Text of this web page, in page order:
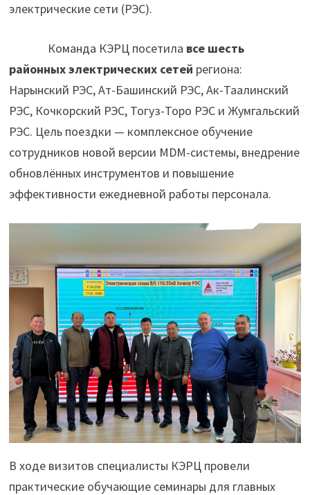
электрические сети (РЭС).
Команда КЭРЦ посетила все шесть
районных электрических сетей региона:
Нарынский РЭС, Ат-Башинский РЭС, Ак-Таалинский
РЭС, Кочкорский РЭС, Тогуз-Торо РЭС и Жумгальский
РЭС. Цель поездки — комплексное обучение
сотрудников новой версии MDM-системы, внедрение
обновлённых инструментов и повышение
эффективности ежедневной работы персонала.
В ходе визитов специалисты КЭРЦ провели
практические обучающие семинары для главных